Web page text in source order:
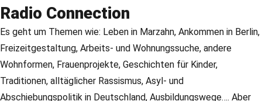
Radio Connection
Es geht um Themen wie: Leben in Marzahn, Ankommen in Berlin,
Freizeitgestaltung, Arbeits- und Wohnungssuche, andere
Wohnformen, Frauenprojekte, Geschichten für Kinder,
Traditionen, alltäglicher Rassismus, Asyl- und
Abschiebungspolitik in Deutschland, Ausbildungswege…. Aber